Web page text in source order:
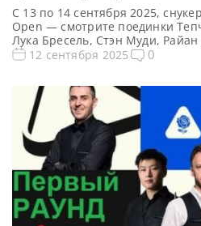
C 13 по 14 сентября 2025,
Open — смотрите поединки
Лука Бресель, Стэн Муди,
Оливер Лайнс и другие.
Открытый чемпионат Англии
сегодня прямые трансляции […]
12 сентября 2025 0